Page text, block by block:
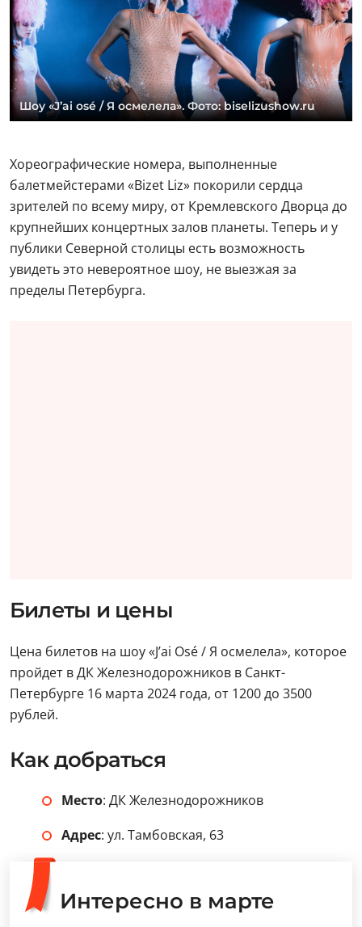
Шоу «J’ai osé / Я осмелела». Фото: biselizushow.ru
Хореографические номера, выполненные
балетмейстерами «Bizet Liz» покорили сердца
зрителей по всему миру, от Кремлевского Дворца до
крупнейших концертных залов планеты. Теперь и у
публики Северной столицы есть возможность
увидеть это невероятное шоу, не выезжая за
пределы Петербурга.
Билеты и цены
Цена билетов на шоу «J’ai Osé / Я осмелела», которое
пройдет в ДК Железнодорожников в Санкт-
Петербурге 16 марта 2024 года, от 1200 до 3500
рублей.
Как добраться
Место: ДК Железнодорожников
Адрес: ул. Тамбовская, 63
Интересно в марте